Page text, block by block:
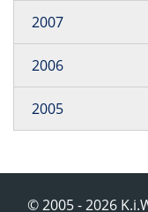
2007
2006
2005
© 2005 - 2026